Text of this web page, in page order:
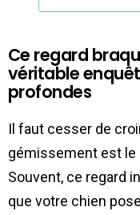
Ce regard
véritable
profondes
Il faut cesser de
gémissement est le
Souvent, ce regard
que votre chien